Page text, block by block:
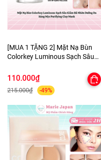
[MUA 1 TẶNG 2] Mặt Nạ Bùn
Colorkey Luminous Sạch Sâu
Mịn Purifying Clay Mask - TẶNG
SET SAMPLE 2 GEL TẮM
110.000₫
215.000₫ -49%